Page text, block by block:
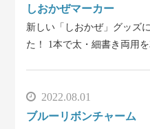
しおかぜマーカー
新しい「しおかぜ」グッズ
た！ 1本で太・細書き両用
2022.08.01
ブルーリボンチャーム